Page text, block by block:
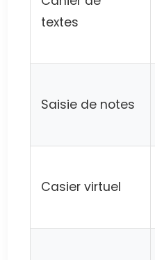
textes
Saisie de notes
Casier virtuel